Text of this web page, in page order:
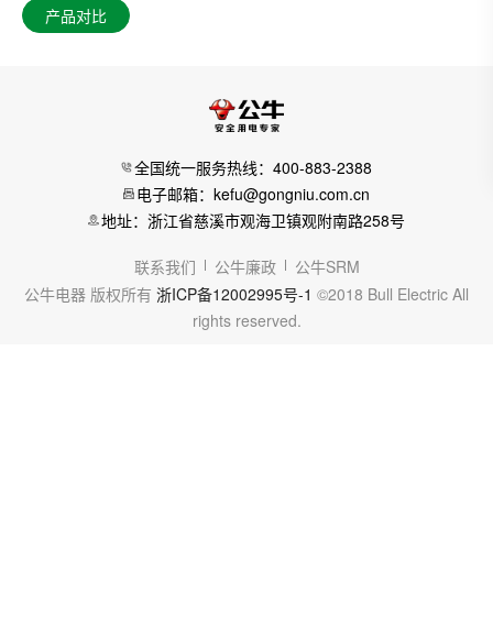
产品对比
全国统一服务热线：400-883-2388
电子邮箱：kefu@gongniu.com.cn
地址：浙江省慈溪市观海卫镇观附南路258号
联系我们 公牛廉政
公牛SRM
公牛电器 版权所有 浙ICP备12002995号-1 ©2018 Bull Electric All
rights reserved.